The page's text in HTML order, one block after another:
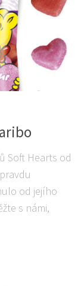
Soft Hearts od
od jejího
s námi,